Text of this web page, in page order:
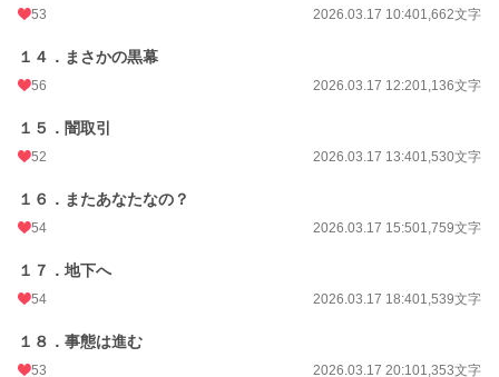
53 2026.03.17 10:401,662文字
１４．まさかの黒幕
56 2026.03.17 12:201,136文字
１５．闇取引
52 2026.03.17 13:401,530文字
１６．またあなたなの？
54 2026.03.17 15:501,759文字
１７．地下へ
54 2026.03.17 18:401,539文字
１８．事態は進む
53 2026.03.17 20:101,353文字